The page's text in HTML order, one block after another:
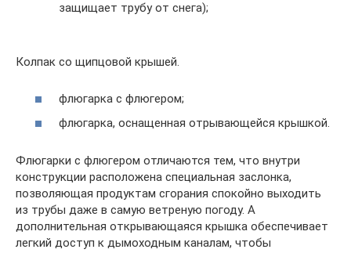
защищает трубу от снега);
Колпак со щипцовой крышей.
флюгарка с флюгером;
флюгарка, оснащенная отрывающейся крышкой.
Флюгарки с флюгером отличаются тем, что внутри
конструкции расположена специальная заслонка,
позволяющая продуктам сгорания спокойно выходить
из трубы даже в самую ветреную погоду. А
дополнительная открывающаяся крышка обеспечивает
легкий доступ к дымоходным каналам, чтобы